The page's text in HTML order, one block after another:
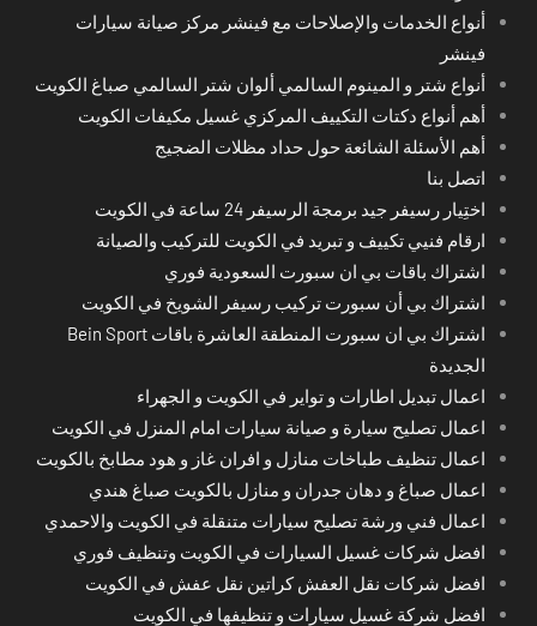
أنواع الخدمات والإصلاحات مع فينشر مركز صيانة سيارات
فينشر
أنواع شتر و المينوم السالمي ألوان شتر السالمي صباغ الكويت
أهم أنواع دكتات التكييف المركزي غسيل مكيفات الكويت
أهم الأسئلة الشائعة حول حداد مظلات الضجيج
اتصل بنا
اختِيار رسيفر جيد برمجة الرسيفر 24 ساعة في الكويت
ارقام فنيي تكييف و تبريد في الكويت للتركيب والصيانة
اشتراك باقات بي ان سبورت السعودية فوري
اشتراك بي أن سبورت تركيب رسيفر الشويخ في الكويت
اشتراك بي ان سبورت المنطقة العاشرة باقات Bein Sport
الجديدة
اعمال تبديل اطارات و تواير في الكويت و الجهراء
اعمال تصليح سيارة و صيانة سيارات امام المنزل في الكويت
اعمال تنظيف طباخات منازل و افران غاز و هود مطابخ بالكويت
اعمال صباغ و دهان جدران و منازل بالكويت صباغ هندي
اعمال فني ورشة تصليح سيارات متنقلة في الكويت والاحمدي
افضل شركات غسيل السيارات في الكويت وتنظيف فوري
افضل شركات نقل العفش كراتين نقل عفش في الكويت
افضل شركة غسيل سيارات و تنظيفها في الكويت